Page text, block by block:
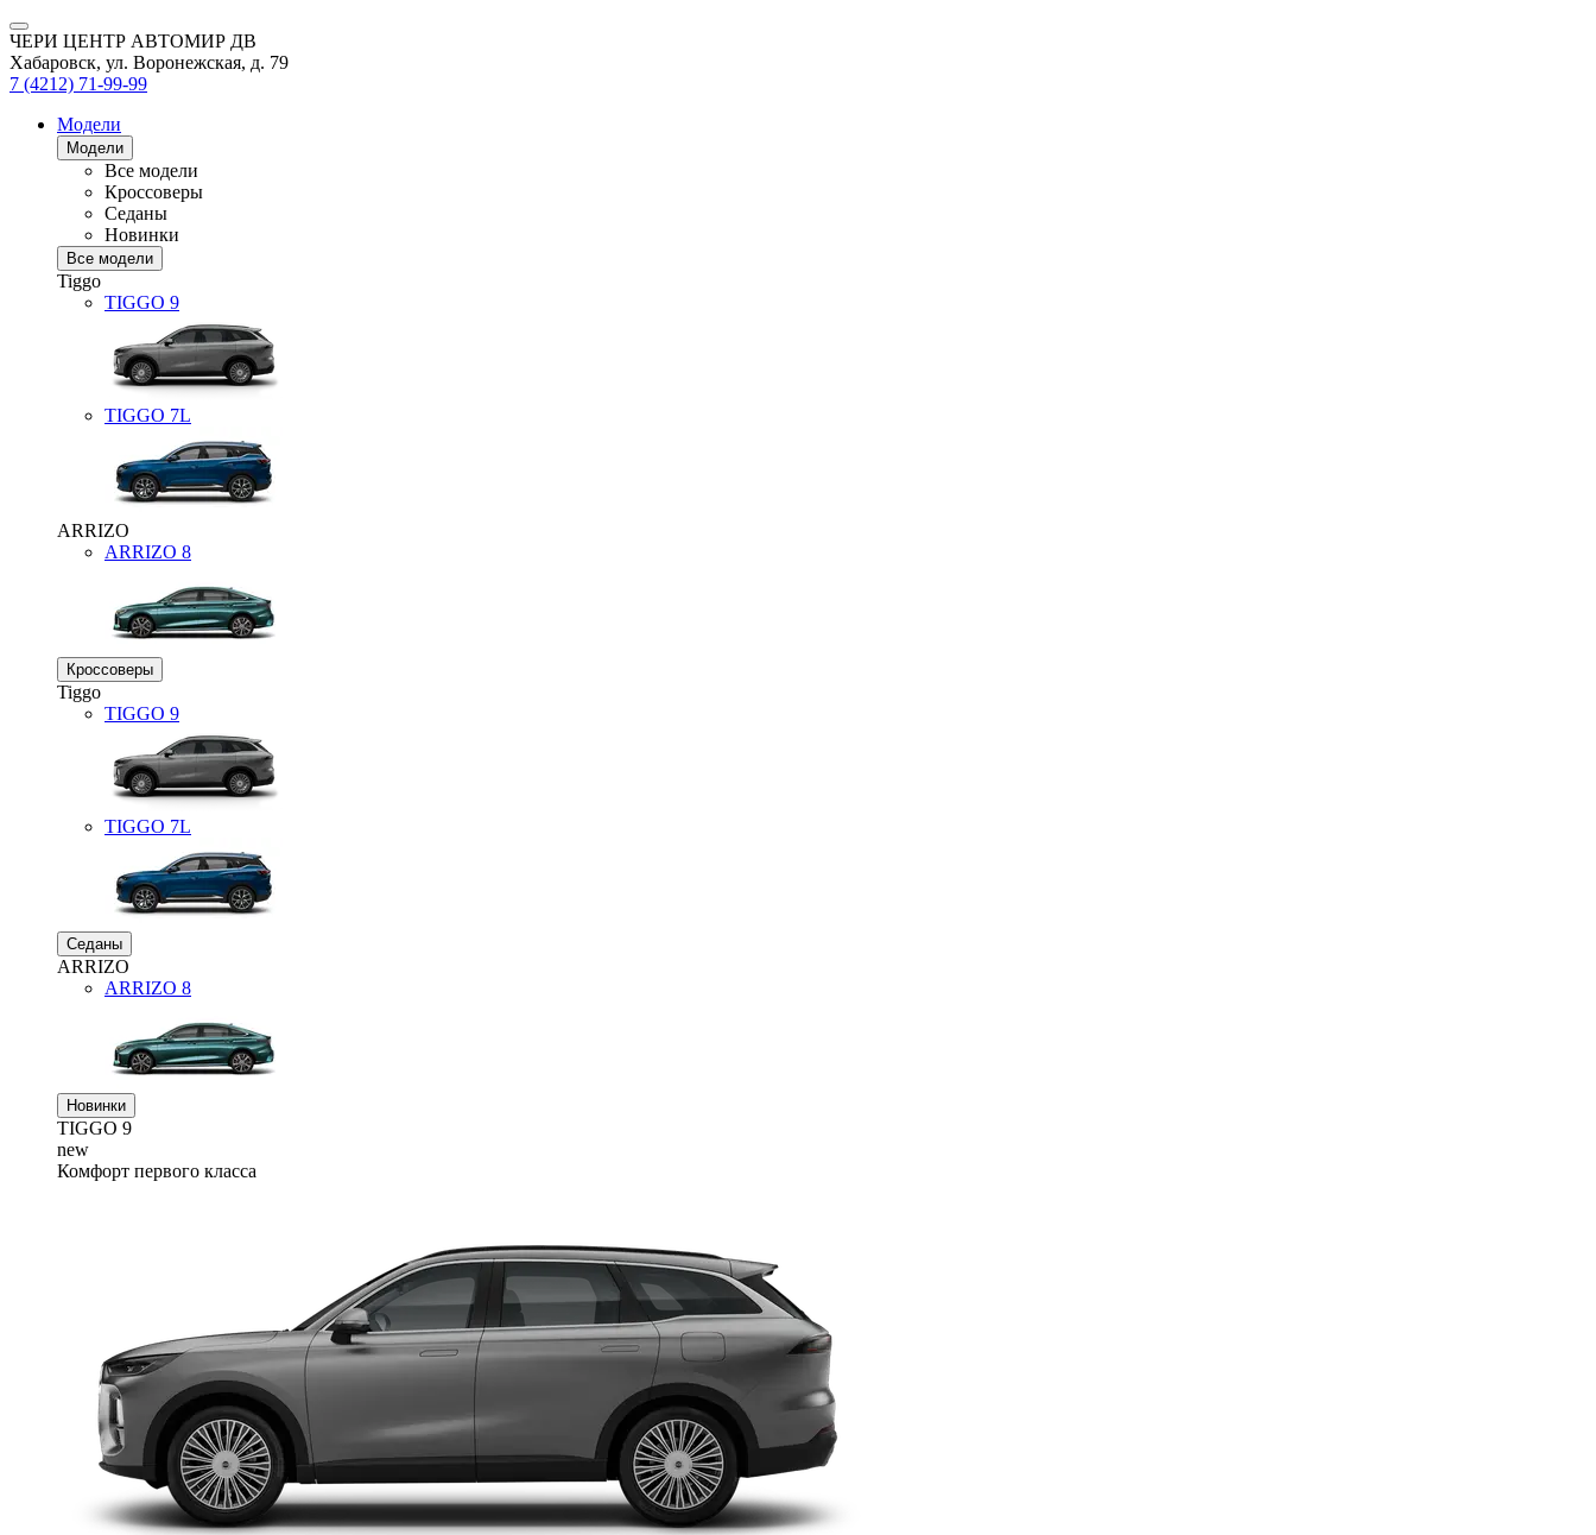
ЧЕРИ ЦЕНТР АВТОМИР ДВ
Хабаровск, ул. Воронежская, д. 79
7 (4212) 71-99-99
Модели
Модели
Все модели
Кроссоверы
Седаны
Новинки
Все модели
Tiggo
TIGGO 9
TIGGO 7L
ARRIZO
ARRIZO 8
Кроссоверы
Tiggo
TIGGO 9
TIGGO 7L
Седаны
ARRIZO
ARRIZO 8
Новинки
TIGGO 9
new
Комфорт первого класса